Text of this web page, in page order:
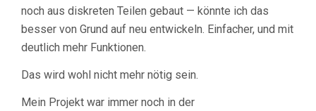
noch aus diskreten Teilen gebaut — könnte ich das
besser von Grund auf neu entwickeln. Einfacher, und mit
deutlich mehr Funktionen.
Das wird wohl nicht mehr nötig sein.
Mein Projekt war immer noch in der